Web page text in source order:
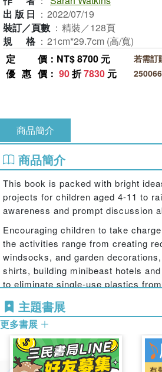
出版日 ： 2022/07/19
裝訂／頁數 ： 精裝／128頁
規格 ： 21cm*29.7cm (高/寬)
定價 ：NT$ 8700 元
優惠價 ： 90折7830 元
若需訂
商品簡介
商品簡介
This book is packed with bright
projects for children aged 4-11 to
awareness and prompt discussion
Encouraging children to take
the activities range from creating
windsocks, and garden
shirts, building minibeast hotels and
to eliminate single-use plastics
including photos of the activity in
resources required and steps
activity, extension ideas are
fill each session. The tried-and-
themed in three main areas:
主題書展
更多書展